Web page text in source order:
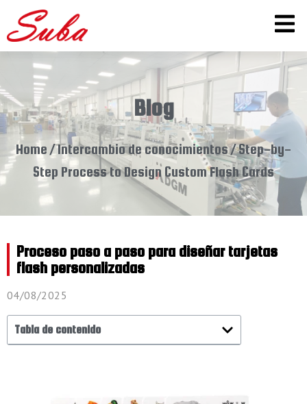
Blog
Home /Intercambio de conocimientos/ Step-by-
Step Process to Design Custom Flash Cards
Proceso paso a paso para diseñar tarjetas
flash personalizadas
04/08/2025
Tabla de contenido